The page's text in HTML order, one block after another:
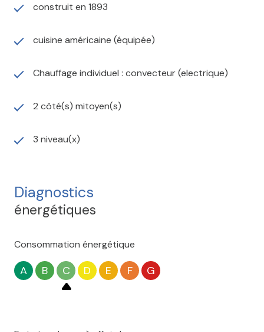
construit en 1893
cuisine américaine (équipée)
Chauffage individuel : convecteur (electrique)
2 côté(s) mitoyen(s)
3 niveau(x)
Diagnostics
énergétiques
Consommation énergétique
A B C D E F G